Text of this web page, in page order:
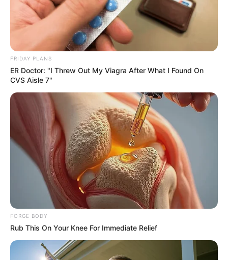
Disney Princesses: Which Live-Action Version Do
BRAINBERRIES
FRIDAY PLANS
ER Doctor: "I Threw Out My Viagra After What I Found On
CVS Aisle 7"
FORGE BODY
Rub This On Your Knee For Immediate Relief